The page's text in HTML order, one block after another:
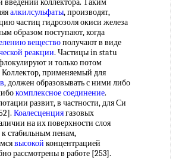
введении коллектора. Таким
алкилсульфаты, производят,
частиц гидрозоля окиси железа
образом поступают, когда
веществополучают в виде
реакции. Частицы in statu
и только потом
применяемый для
, должен образовывать с ними либо
комплексное соединение.
развит, в частности, для Си
Коалесценциягазовых
на их поверхности слоя
к стабильным пенам,
высокой концентрацией
рассмотрены в работе [253].